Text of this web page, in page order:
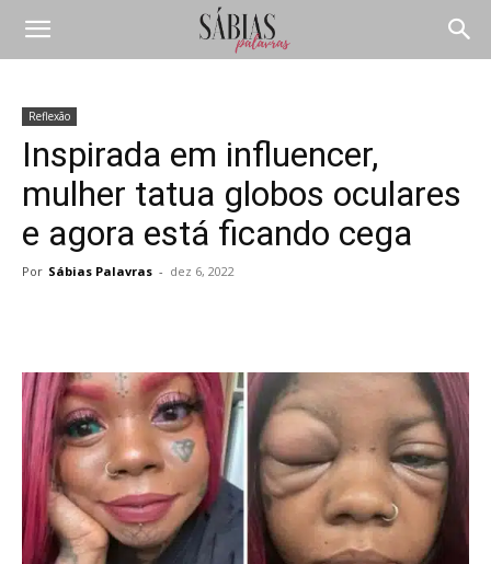
Reflexão
Inspirada em influencer,
mulher tatua globos oculares
e agora está ficando cega
Por Sábias Palavras - dez 6, 2022